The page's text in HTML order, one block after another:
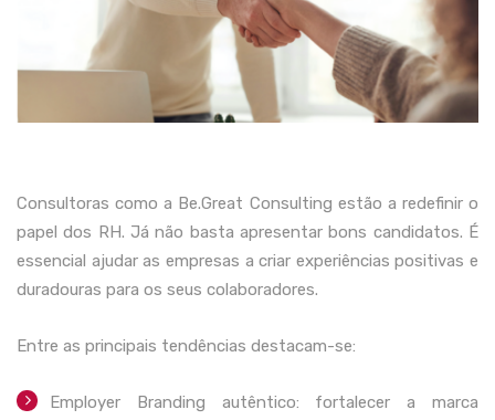
Consultoras como a Be.Great Consulting estão a redefinir o
papel dos RH. Já não basta apresentar bons candidatos. É
essencial ajudar as empresas a criar experiências positivas e
duradouras para os seus colaboradores.
Entre as principais tendências destacam-se:
Employer Branding autêntico: fortalecer a marca